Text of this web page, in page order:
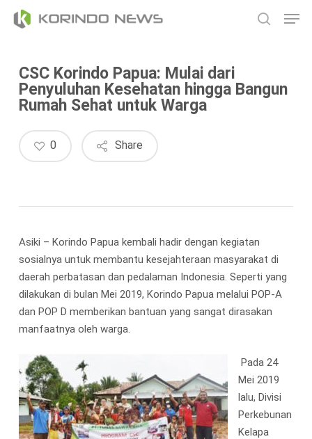
CSC Korindo Papua: Mulai dari
Penyuluhan Kesehatan hingga Bangun
Rumah Sehat untuk Warga
Share
0
Asiki – Korindo Papua kembali hadir dengan kegiatan
sosialnya untuk membantu kesejahteraan masyarakat di
daerah perbatasan dan pedalaman Indonesia. Seperti yang
dilakukan di bulan Mei 2019, Korindo Papua melalui POP-A
dan POP D memberikan bantuan yang sangat dirasakan
manfaatnya oleh warga.
Pada 24
Mei 2019
lalu, Divisi
Perkebunan
Kelapa